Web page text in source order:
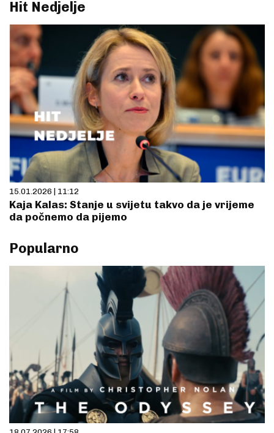
Hit Nedjelje
15.01.2026 | 11:12
Kaja Kalas: Stanje u svijetu takvo da je vrijeme
da počnemo da pijemo
Popularno